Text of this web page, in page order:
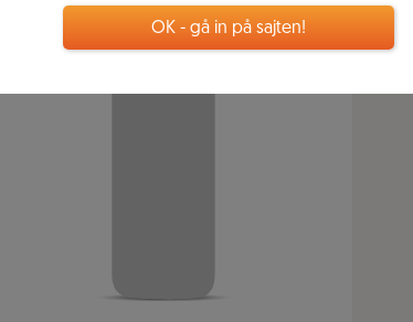
OK - gå in på sajten!